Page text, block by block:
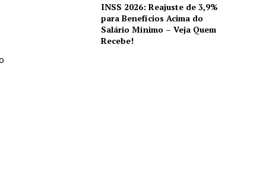
INSS 2026: Reajuste de 3,9%
para Benefícios Acima do
Salário Mínimo – Veja Quem
Recebe!